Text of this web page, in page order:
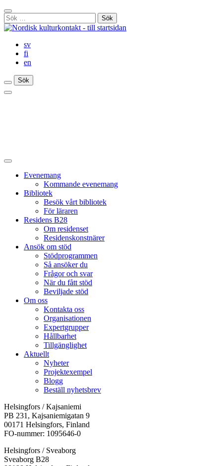
Gå
till
innehåll
Stäng
sökfält
Sök
efter:
sv
fi
en
Sök
Sök
Sök
Huvudmeny
Stäng
huvudmenyn
Evenemang
Kommande evenemang
Bibliotek
Besök vårt bibliotek
För läraren
Residens B28
Om residenset
Residenskonstnärer
Ansök om stöd
Stödprogrammen
Så ansöker du
Frågor och svar
När du fått stöd
Beviljade stöd
Om oss
Kontakta oss
Organisationen
Expertgrupper
Hållbarhet
Tillgänglighet
Aktuellt
Nyheter
Projektexempel
Blogg
Beställ nyhetsbrev
Helsingfors / Kajsaniemi
PB 231, Kajsaniemigatan 9
00171 Helsingfors, Finland
FO-nummer: 1095646-0
Helsingfors / Sveaborg
Sveaborg B28